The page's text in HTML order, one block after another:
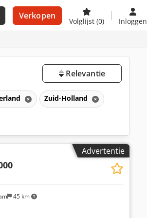
Verkopen
Volglijst (0) Inloggen
Relevantie
Zuid-Holland
Advertentie
45 km